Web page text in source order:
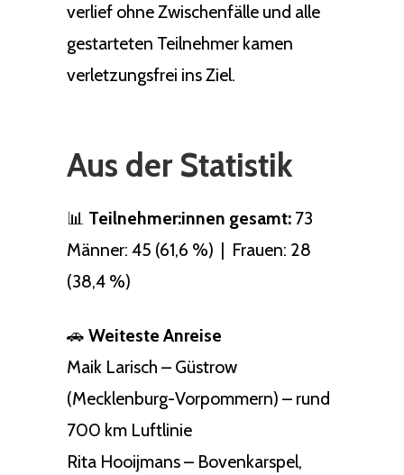
verlief ohne Zwischenfälle und alle
gestarteten Teilnehmer kamen
verletzungsfrei ins Ziel.
Aus der Statistik
📊 Teilnehmer:innen gesamt: 73
Männer: 45 (61,6 %) | Frauen: 28
(38,4 %)
🚗 Weiteste Anreise
Maik Larisch – Güstrow
(Mecklenburg-Vorpommern) – rund
700 km Luftlinie
Rita Hooijmans – Bovenkarspel,